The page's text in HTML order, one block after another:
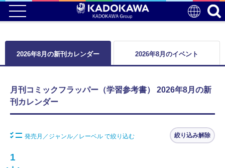
2026年8月の新刊カレンダー 2026年8月のイベント
月刊コミックフラッパー（学習参考書） 2026年8月の新
刊カレンダー
発売月／ジャンル／レーベル で絞り込む 絞り込み解除
1